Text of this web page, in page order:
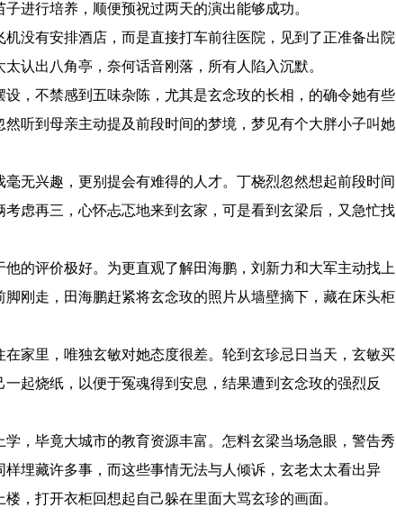
进行培养，顺便预祝过两天的演出能够成功。
有安排酒店，而是直接打车前往医院，见到了正准备出院
认出八角亭，奈何话音刚落，所有人陷入沉默。
不禁感到五味杂陈，尤其是玄念玫的长相，的确令她有些
听到母亲主动提及前段时间的梦境，梦见有个大胖小子叫她
兴趣，更别提会有难得的人才。丁桡烈忽然想起前段时间
虑再三，心怀忐忑地来到玄家，可是看到玄梁后，又急忙找
评价极好。为更直观了解田海鹏，刘新力和大军主动找上
刚走，田海鹏赶紧将玄念玫的照片从墙壁摘下，藏在床头柜
里，唯独玄敏对她态度很差。轮到玄珍忌日当天，玄敏买
起烧纸，以便于冤魂得到安息，结果遭到玄念玫的强烈反
毕竟大城市的教育资源丰富。怎料玄梁当场急眼，警告秀
埋藏许多事，而这些事情无法与人倾诉，玄老太太看出异
，打开衣柜回想起自己躲在里面大骂玄珍的画面。